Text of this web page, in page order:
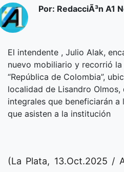
Por: RedacciÃ³n A1
El intendente , Julio Alak,
nuevo mobiliario y recorrió la
“República de Colombia”,
localidad de Lisandro
integrales que beneficiarán
que asisten a la institución
(La Plata, 13.Oct.2025 /